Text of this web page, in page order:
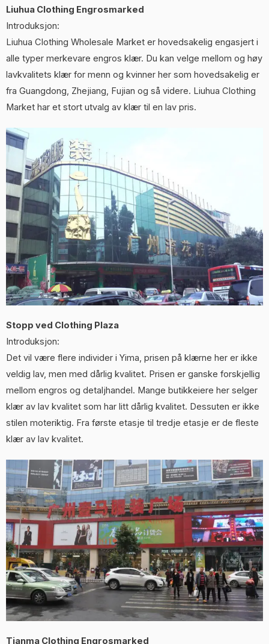
Liuhua Clothing Engrosmarked
Introduksjon:
Liuhua Clothing Wholesale Market er hovedsakelig engasjert i
alle typer merkevare engros klær. Du kan velge mellom og høy
lavkvalitets klær for menn og kvinner her som hovedsakelig er
fra Guangdong, Zhejiang, Fujian og så videre. Liuhua Clothing
Market har et stort utvalg av klær til en lav pris.
Stopp ved Clothing Plaza
Introduksjon:
Det vil være flere individer i Yima, prisen på klærne her er ikke
veldig lav, men med dårlig kvalitet. Prisen er ganske forskjellig
mellom engros og detaljhandel. Mange butikkeiere her selger
klær av lav kvalitet som har litt dårlig kvalitet. Dessuten er ikke
stilen moteriktig. Fra første etasje til tredje etasje er de fleste
klær av lav kvalitet.
Tianma Clothing Engrosmarked